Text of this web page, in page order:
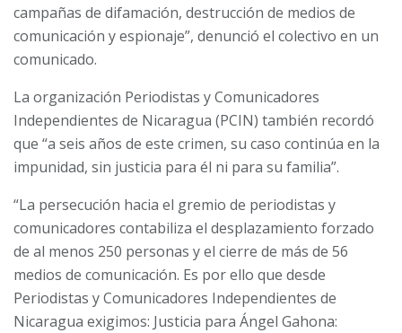
campañas de difamación, destrucción de medios de
comunicación y espionaje”, denunció el colectivo en un
comunicado.
La organización Periodistas y Comunicadores
Independientes de Nicaragua (PCIN) también recordó
que “a seis años de este crimen, su caso continúa en la
impunidad, sin justicia para él ni para su familia”.
“La persecución hacia el gremio de periodistas y
comunicadores contabiliza el desplazamiento forzado
de al menos 250 personas y el cierre de más de 56
medios de comunicación. Es por ello que desde
Periodistas y Comunicadores Independientes de
Nicaragua exigimos: Justicia para Ángel Gahona: